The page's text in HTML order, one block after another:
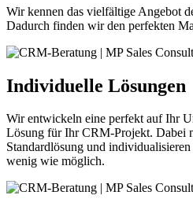
Wir kennen das vielfältige Angebot
Dadurch finden wir den perfekten
Individuelle Lösungen
Wir entwickeln eine perfekt auf Ihr
Lösung für Ihr CRM-Projekt. Dabei
Standardlösung und
wenig wie möglich.